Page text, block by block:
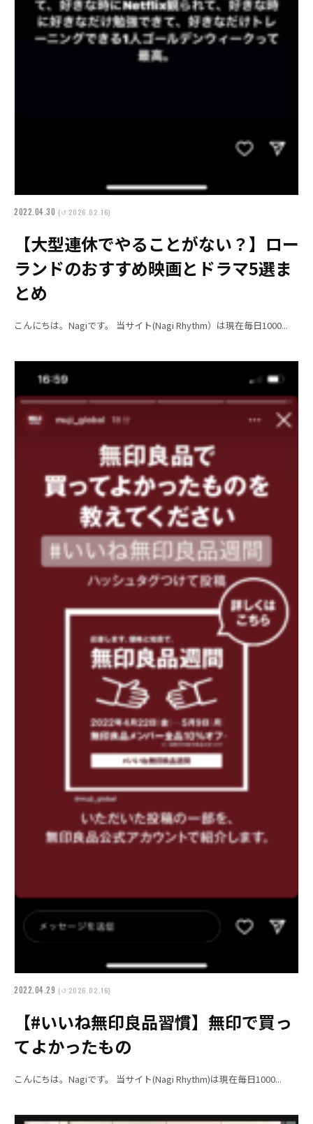
2022.04.30 (↺ 2026.02.16)
【大型連休でやることがない？】ロー
ランドのおすすめ映画とドラマ5選ま
とめ
こんにちは。Nagiです。 当サイト(Nagi Rhythm）は現在毎日1000...
2022.04.29 (↺ 2026.02.16)
【#いいね無印良品習慣】無印で買っ
てよかったもの
こんにちは。Nagiです。 当サイト(Nagi Rhythm)は現在毎日1000...